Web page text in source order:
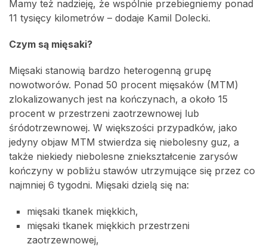
Mamy też nadzieję, że wspólnie przebiegniemy ponad
11 tysięcy kilometrów – dodaje Kamil Dolecki.
Czym są mięsaki?
Mięsaki stanowią bardzo heterogenną grupę
nowotworów. Ponad 50 procent mięsaków (MTM)
zlokalizowanych jest na kończynach, a około 15
procent w przestrzeni zaotrzewnowej lub
śródotrzewnowej. W większości przypadków, jako
jedyny objaw MTM stwierdza się niebolesny guz, a
także niekiedy niebolesne zniekształcenie zarysów
kończyny w pobliżu stawów utrzymujące się przez co
najmniej 6 tygodni. Mięsaki dzielą się na:
mięsaki tkanek miękkich,
mięsaki tkanek miękkich przestrzeni
zaotrzewnowej,